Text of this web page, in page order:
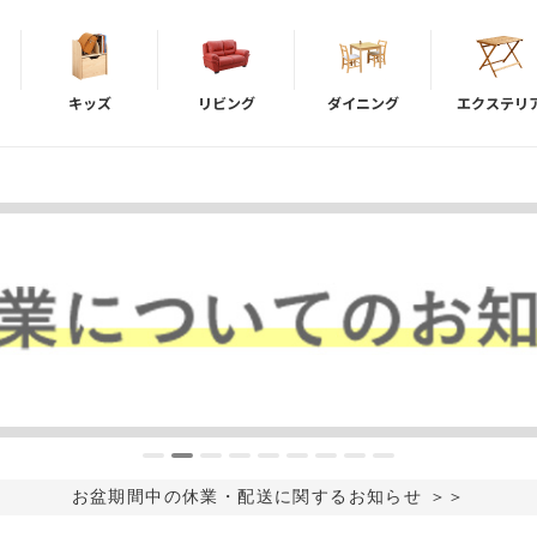
キッズ リビング ダイニング エクステリ
お盆期間中の休業・配送に関するお知らせ ＞＞